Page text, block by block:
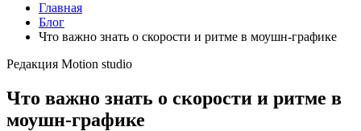
Главная
Блог
Что важно знать о скорости и ритме в моушн-графике
Редакция Motion studio
Что важно знать о скорости и ритме в
моушн-графике